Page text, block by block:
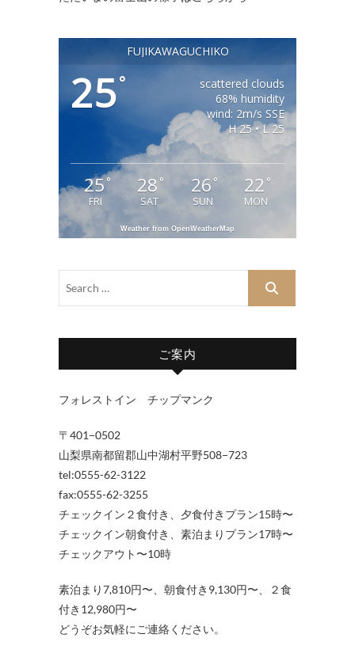
FUJIKAWAGUCHIKO
25°
scattered clouds
68% humidity
wind: 2m/s SSE
H 25 • L 25
25 °
FRI
28 °
SAT
26°
SUN
22 °
MON
Weather from OpenWeatherMap
ご案内
フォレストイン チップマンク
〒401−0502
山梨県南都留郡山中湖村平野508−723
tel:0555-62-3122
fax:0555-62-3255
チェックイン２食付き、夕食付きプラン15時〜
チェックイン朝食付き、素泊まりプラン17時〜
チェックアウト〜10時
素泊まり7,810円〜、朝食付き9,130円〜、２食
付き12,980円〜
どうぞお気軽にご連絡ください。